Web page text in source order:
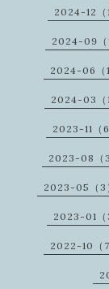
2024-12（1
2024-09（1
2024-06（1
2024-03（1
2023-11（6
2023-08（3
2023-05（3
2023-01（
2022-10（7